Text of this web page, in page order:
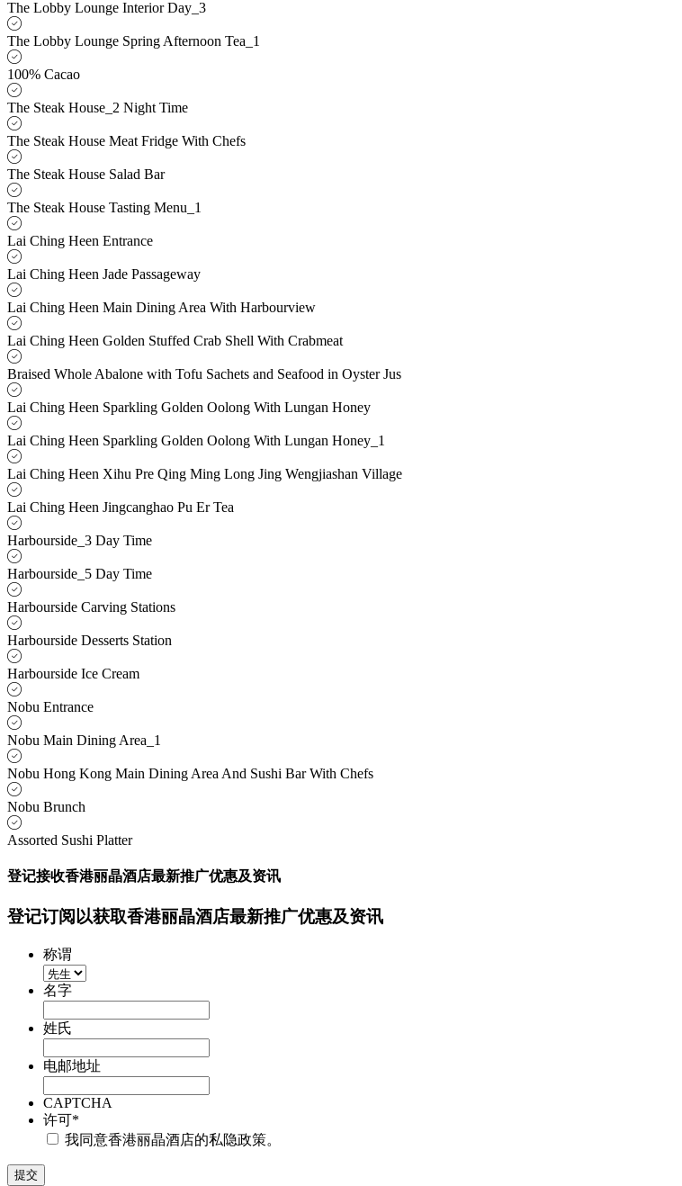
The Lobby Lounge Interior Day_3
The Lobby Lounge Spring Afternoon Tea_1
100% Cacao
The Steak House_2 Night Time
The Steak House Meat Fridge With Chefs
The Steak House Salad Bar
The Steak House Tasting Menu_1
Lai Ching Heen Entrance
Lai Ching Heen Jade Passageway
Lai Ching Heen Main Dining Area With Harbourview
Lai Ching Heen Golden Stuffed Crab Shell With Crabmeat
Braised Whole Abalone with Tofu Sachets and Seafood in Oyster Jus
Lai Ching Heen Sparkling Golden Oolong With Lungan Honey
Lai Ching Heen Sparkling Golden Oolong With Lungan Honey_1
Lai Ching Heen Xihu Pre Qing Ming Long Jing Wengjiashan Village
Lai Ching Heen Jingcanghao Pu Er Tea
Harbourside_3 Day Time
Harbourside_5 Day Time
Harbourside Carving Stations
Harbourside Desserts Station
Harbourside Ice Cream
Nobu Entrance
Nobu Main Dining Area_1
Nobu Hong Kong Main Dining Area And Sushi Bar With Chefs
Nobu Brunch
Assorted Sushi Platter
登记接收香港丽晶酒店最新推广优惠及资讯
登记订阅以获取香港丽晶酒店最新推广优惠及资讯
称谓
名字
姓氏
电邮地址
CAPTCHA
许可*
我同意香港丽晶酒店的私隐政策。